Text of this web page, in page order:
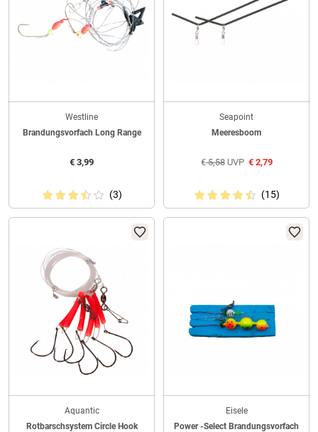
Westline
Brandungsvorfach Long Range
€ 3,99
(3)
Seapoint
Meeresboom
€5,58UVP €2,79
(15)
Aquantic
Rotbarschsystem Circle Hook
Eisele
Power -Select Brandungsvorfach